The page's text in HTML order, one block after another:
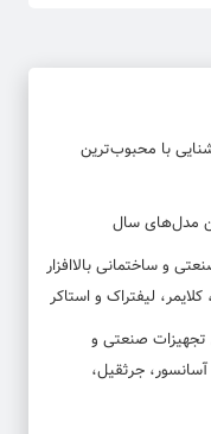
با محبوب‌ترین
مدل‌های سال
و ساختمانی بالاافزار
لیفتراک و استاکر
تجهیزات صنعتی و
آسانسور، جرثقیل،